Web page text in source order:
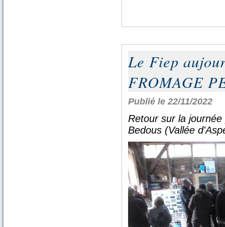
Le Fiep
FROMAGE
Publié le 22/11/2022
Retour sur la
Bedous (Vallée